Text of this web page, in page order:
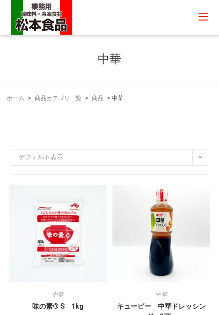
中華
ホーム > 商品カテゴリ一覧 > 商品 > 中華
デフォルト表示
中華
味の素® S 1kg
中華
キューピー 中華ドレッシン